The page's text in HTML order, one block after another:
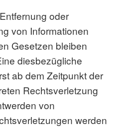
oder
von Informationen
Gesetzen bleiben
diesbezügliche
ab dem Zeitpunkt der
Rechtsverletzung
von
werden